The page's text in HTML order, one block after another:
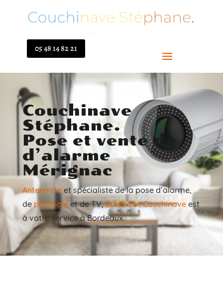
05 48 14 82 21
Couchinave
Stéphane.
Pose et vente de
d’alarme
Mérignac
Antennisteet spécialiste de la pose d’alarme,
deparaboleet de TV,Stéphane Couchinaveest
à votre service à Bordeaux.